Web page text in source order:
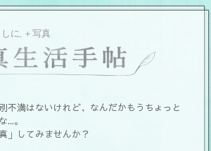
不満はないけれど、なんだかもうちょっと
。
」してみませんか？